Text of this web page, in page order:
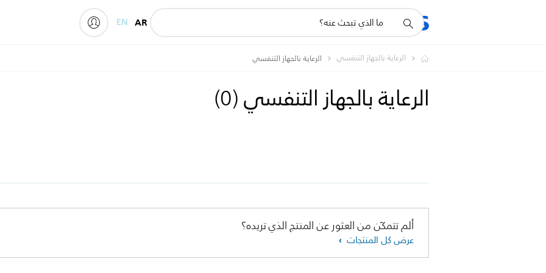
المنتجات
أيقونة
دعم
AR
EN
الرعاية بالجهاز التنفسي الرعاية بالجهاز التنفسي
الرعاية بالجهاز التنفسي(
0
)
ألم تتمكّن من العثور عن المنتج الذي تريده؟
عرض كل المنتجات